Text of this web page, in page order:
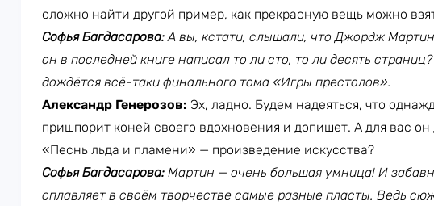
сложно найти другой пример, как прекрасную вещь можно
Софья Багдасарова:А вы, кстати, слышали, что Джордж Мартин
он в последней книге написал то ли сто, то ли десять
дождётся всё-таки финального тома «Игры престолов».
Александр Генерозов: Эх, ладно. Будем надеяться, что
пришпорит коней своего вдохновения и допишет. А для вас он
«Песнь льда и пламени» — произведение искусства?
Софья Багдасарова: Мартин — очень большая умница! И
сплавляет в своём творчестве самые разные пласты. Ведь